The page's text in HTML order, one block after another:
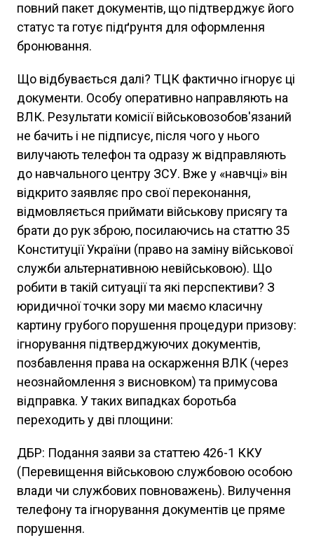
повний пакет документів, що підтверджує його
статус та готує підґрунтя для оформлення
бронювання.
Що відбувається далі? ТЦК фактично ігнорує ці
документи. Особу оперативно направляють на
ВЛК. Результати комісії військовозобов'язаний
не бачить і не підписує, після чого у нього
вилучають телефон та одразу ж відправляють
до навчального центру ЗСУ. Вже у «навчці» він
відкрито заявляє про свої переконання,
відмовляється приймати військову присягу та
брати до рук зброю, посилаючись на статтю 35
Конституції України (право на заміну військової
служби альтернативною невійськовою). Що
робити в такій ситуації та які перспективи? З
юридичної точки зору ми маємо класичну
картину грубого порушення процедури призову:
ігнорування підтверджуючих документів,
позбавлення права на оскарження ВЛК (через
неознайомлення з висновком) та примусова
відправка. У таких випадках боротьба
переходить у дві площини:
ДБР: Подання заяви за статтею 426-1 ККУ
(Перевищення військовою службовою особою
влади чи службових повноважень). Вилучення
телефону та ігнорування документів це пряме
порушення.